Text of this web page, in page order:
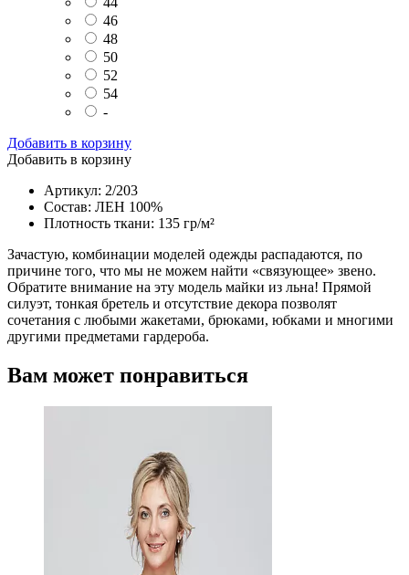
46
48
50
52
54
-
Добавить в корзину
Добавить в корзину
Артикул: 2/203
Состав: ЛЕН 100%
Плотность ткани: 135 гр/м²
Зачастую, комбинации моделей одежды распадаются, по
причине того, что мы не можем найти «связующее» звено.
Обратите внимание на эту модель майки из льна! Прямой
силуэт, тонкая бретель и отсутствие декора позволят
сочетания с любыми жакетами, брюками, юбками и многими
другими предметами гардероба.
Вам может понравиться